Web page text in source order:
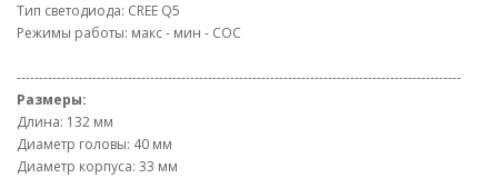
Тип светодиода: CREE Q5
Режимы работы: макс - мин - СОС
----------------------------------------------------------------------------------------------------
Размеры:
Длина: 132 мм
Диаметр головы: 40 мм
Диаметр корпуса: 33 мм